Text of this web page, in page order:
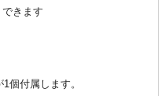
きます
個付属します。